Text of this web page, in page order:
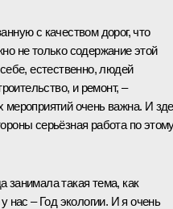
с качеством дорог, что
не только содержание этой
естественно, людей
и ремонт, –
мероприятий очень важна. И
серьёзная работа по
занимала такая тема, как
нас – Год экологии. И я очень